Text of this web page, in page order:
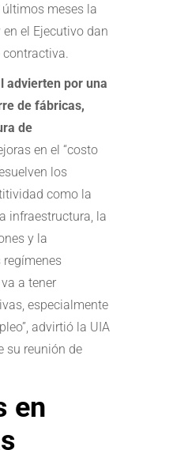
meses la
el Ejecutivo dan
advierten por una
de fábricas,
de
en el “costo
los
como la
infraestructura, la
y la
a tener
especialmente
advirtió la UIA
su reunión de
en